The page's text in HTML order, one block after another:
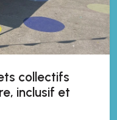
collectifs
inclusif et